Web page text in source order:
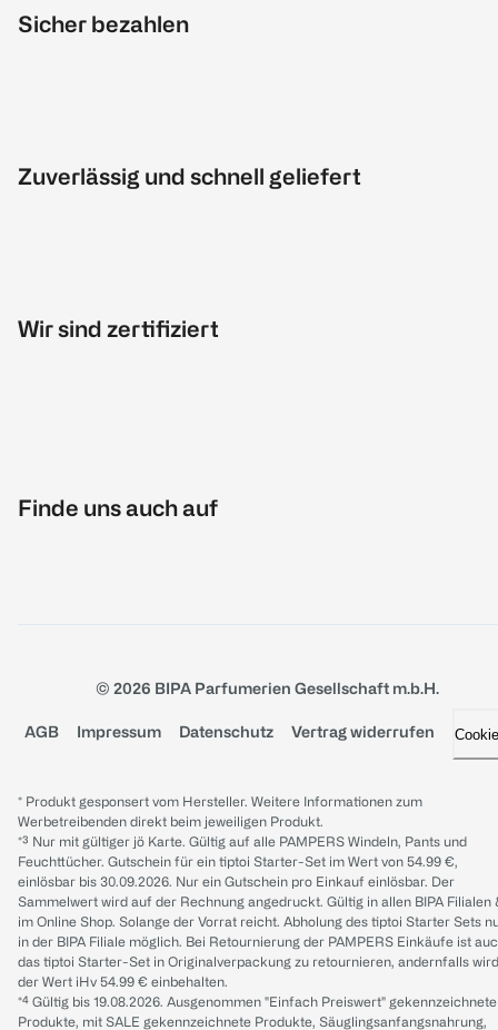
Sicher bezahlen
Zuverlässig und schnell geliefert
Wir sind zertifiziert
Finde uns auch auf
© 2026 BIPA Parfumerien Gesellschaft m.b.H.
AGB Impressum Datenschutz Vertrag widerrufen
* Produkt gesponsert vom Hersteller. Weitere Informationen zum
Werbetreibenden direkt beim jeweiligen Produkt.
*³ Nur mit gültiger jö Karte. Gültig auf alle PAMPERS Windeln, Pants und
Feuchttücher. Gutschein für ein tiptoi Starter-Set im Wert von 54.99 €,
einlösbar bis 30.09.2026. Nur ein Gutschein pro Einkauf einlösbar. Der
Sammelwert wird auf der Rechnung angedruckt. Gültig in allen BIPA Filialen
im Online Shop. Solange der Vorrat reicht. Abholung des tiptoi Starter Sets
in der BIPA Filiale möglich. Bei Retournierung der PAMPERS Einkäufe ist
das tiptoi Starter-Set in Originalverpackung zu retournieren, andernfalls wird
der Wert iHv 54.99 € einbehalten.
*⁴ Gültig bis 19.08.2026. Ausgenommen "Einfach Preiswert" gekennzeichnete
Produkte, mit SALE gekennzeichnete Produkte, Säuglingsanfangsnahrung,